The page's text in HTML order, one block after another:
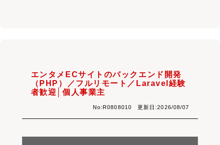
エンタメECサイトのバックエンド開発
（PHP）／フルリモート／Laravel経験
者歓迎│個人事業主
No:R0808010 更新日:2026/08/07